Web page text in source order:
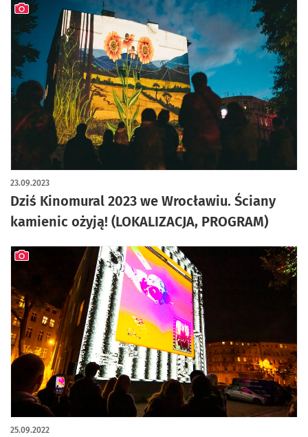
Dziś Kinomural 2023 we Wrocławiu. Ściany
kamienic ożyją! (LOKALIZACJA, PROGRAM)
23.09.2023
artykuł z galerią zdjęć
25.09.2022
artykuł z galerią zdjęć